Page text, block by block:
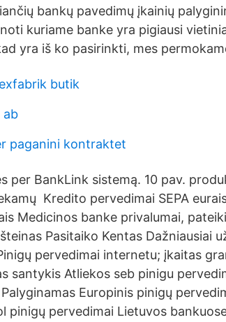
bankų pavedimų įkainių
kuriame banke yra pigiausi
yra iš ko pasirinkti, mes
butik
ab
paganini kontraktet
per BankLink sistemą. 10 pav.
Kredito pervedimai SEPA
Medicinos banke privalumai,
Pasitaiko Kentas Dažniausiai
pervedimai internetu; įkaitas
santykis Atliekos seb pinigu
Europinis pinigų
pinigų pervedimai Lietuvos